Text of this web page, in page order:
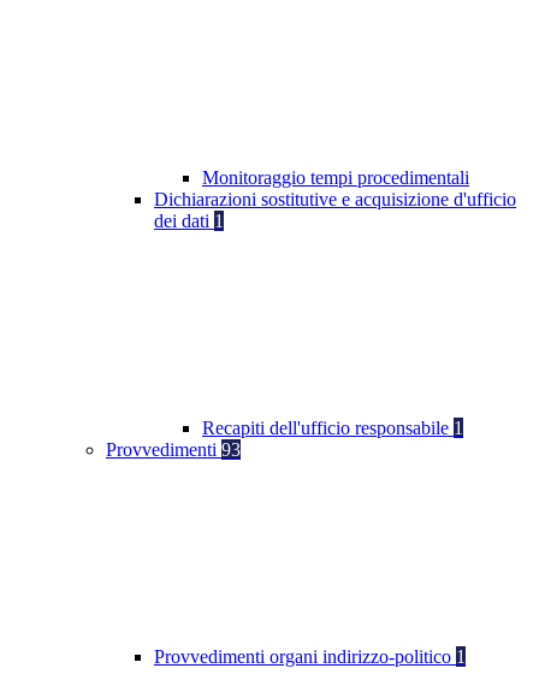
Monitoraggio tempi procedimentali
Dichiarazioni sostitutive e acquisizione d'ufficio
dei dati 1
Recapiti dell'ufficio responsabile 1
Provvedimenti 93
Provvedimenti organi indirizzo-politico 1